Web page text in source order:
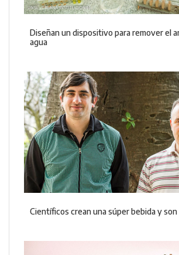
Diseñan un dispositivo para remover el
agua
Científicos crean una súper bebida y